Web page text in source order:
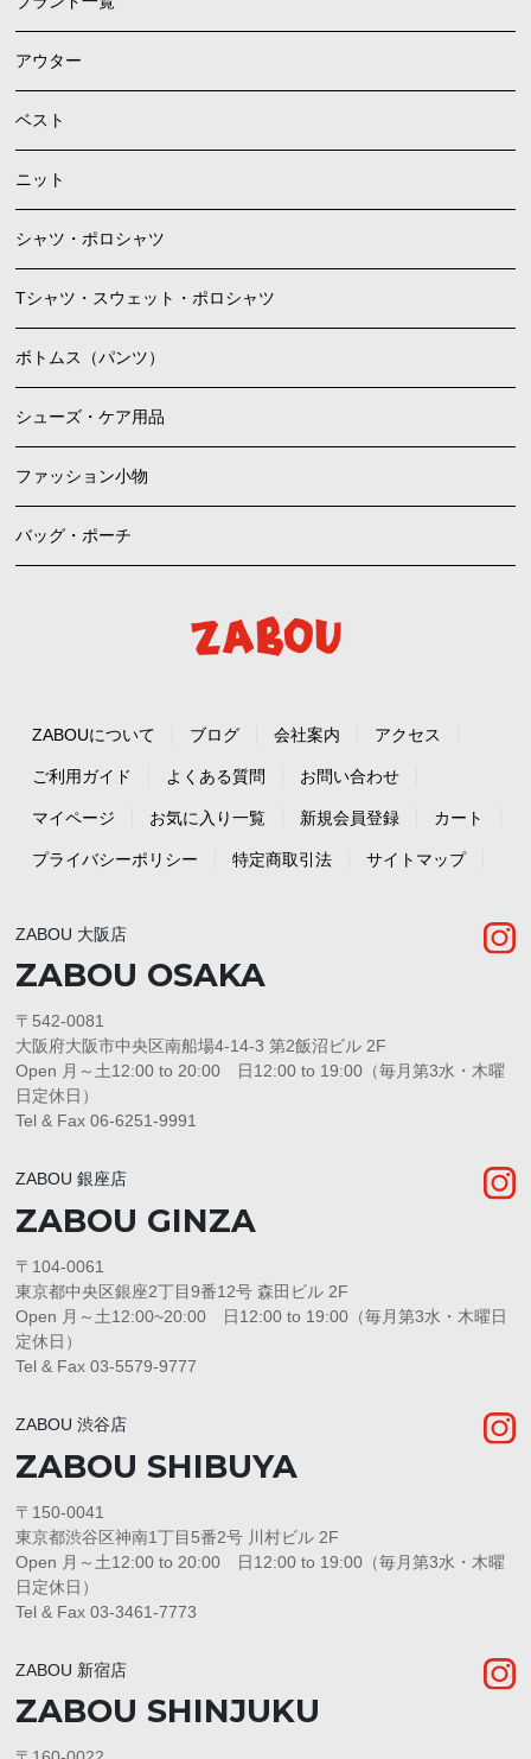
アウター
ベスト
ニット
シャツ・ポロシャツ
Tシャツ・スウェット・ポロシャツ
ボトムス（パンツ）
シューズ・ケア用品
ファッション小物
バッグ・ポーチ
ZABOUについて ブログ 会社案内 アクセス
ご利用ガイド よくある質問 お問い合わせ
マイページ お気に入り一覧 新規会員登録 カート
プライバシーポリシー 特定商取引法 サイトマップ
ZABOU 大阪店
ZABOU OSAKA
〒542-0081
大阪府大阪市中央区南船場4-14-3 第2飯沼ビル 2F
Open 月～土12:00 to 20:00 日12:00 to 19:00（毎月第3水・木曜
日定休日）
Tel & Fax 06-6251-9991
ZABOU 銀座店
ZABOU GINZA
〒104-0061
東京都中央区銀座2丁目9番12号 森田ビル 2F
Open 月～土12:00~20:00 日12:00 to 19:00（毎月第3水・木曜日
定休日）
Tel & Fax 03-5579-9777
ZABOU 渋谷店
ZABOU SHIBUYA
〒150-0041
東京都渋谷区神南1丁目5番2号 川村ビル 2F
Open 月～土12:00 to 20:00 日12:00 to 19:00（毎月第3水・木曜
日定休日）
Tel & Fax 03-3461-7773
ZABOU 新宿店
ZABOU SHINJUKU